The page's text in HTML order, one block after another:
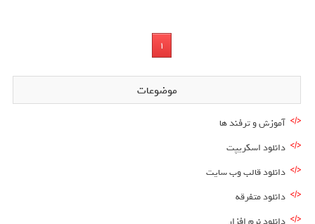
1
موضوعات
آموزش و ترفند ها
دانلود اسکریپت
دانلود قالب وب سایت
دانلود متفرقه